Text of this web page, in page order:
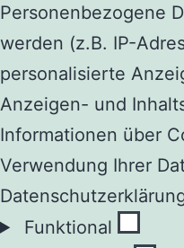
Personenbezogene
werden (z.B. IP-
personalisierte
Anzeigen- und
Informationen über
Verwendung Ihrer
Funktional